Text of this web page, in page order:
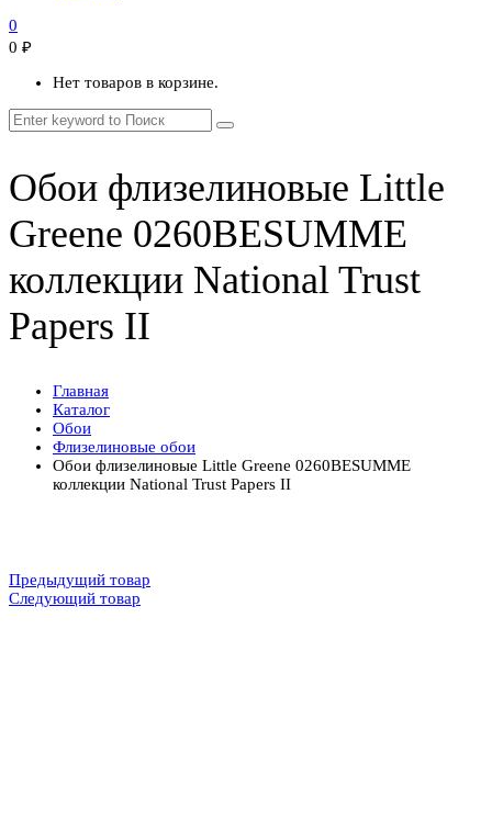
0
0 ₽
Нет товаров в корзине.
Обои флизелиновые Little
Greene 0260BESUMME
коллекции National Trust
Papers II
Главная
Каталог
Обои
Флизелиновые обои
Обои флизелиновые Little Greene 0260BESUMME
коллекции National Trust Papers II
Предыдущий товар
Следующий товар